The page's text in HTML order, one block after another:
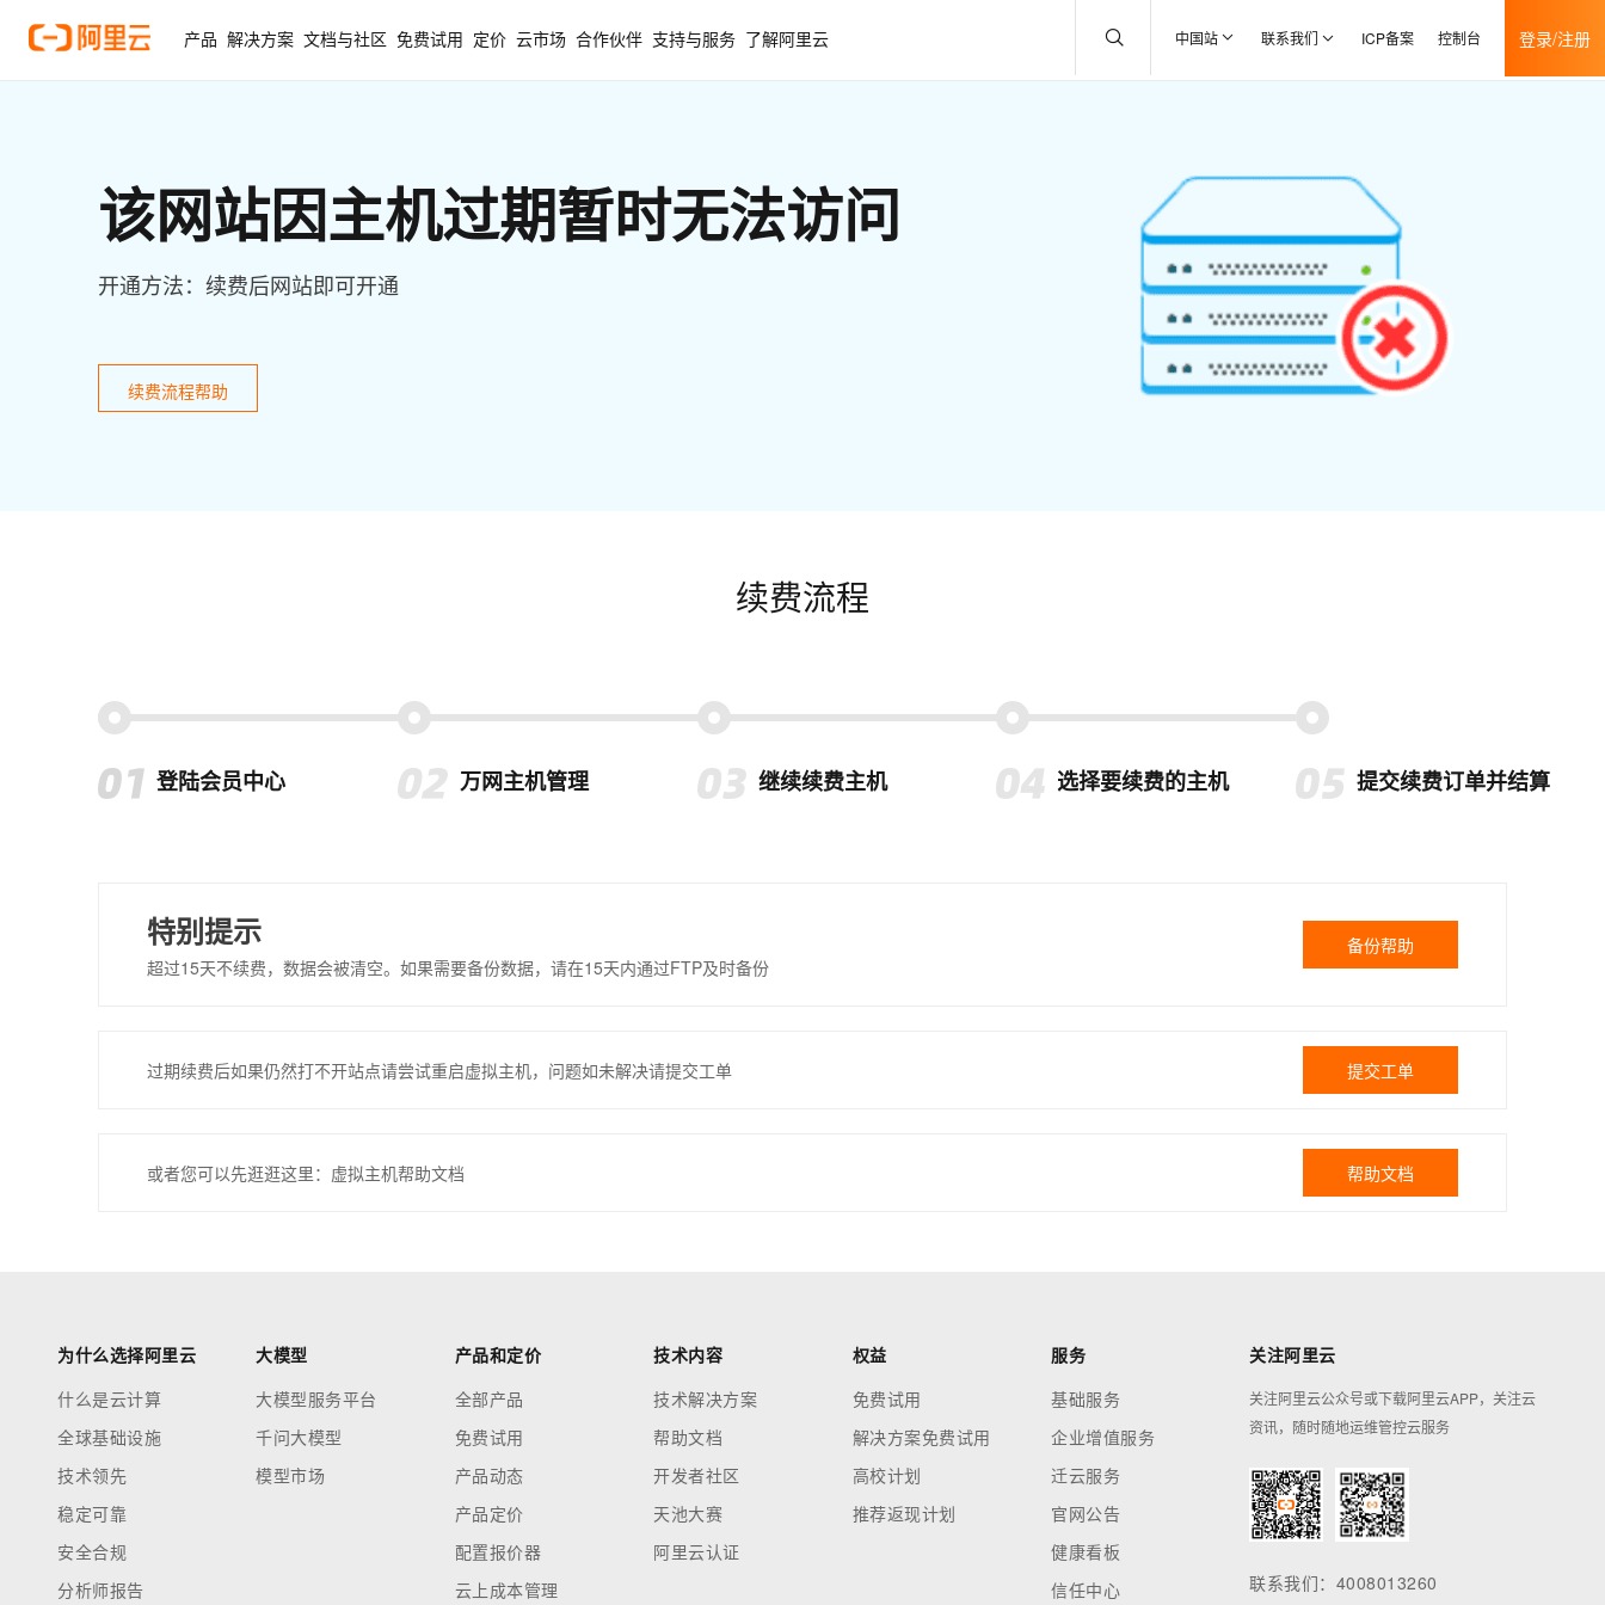
产品 解决方案 文档与社区 免费试用 定价 云市场 合作伙伴 支持与服务 了解阿里云 中国站 联系我们 ICP备案 控制台 登录/注册
该网站因主机过期暂时无法访问
开通方法：续费后网站即可开通
续费流程帮助
续费流程
登陆会员中心 万网主机管理 继续续费主机 选择要续费的主机 提交续费订单并结算
特别提示
超过15天不续费，数据会被清空。如果需要备份数据，请在15天内通过FTP及时备份
备份帮助
过期续费后如果仍然打不开站点请尝试重启虚拟主机，问题如未解决请提交工单 提交工单
或者您可以先逛逛这里：虚拟主机帮助文档 帮助文档